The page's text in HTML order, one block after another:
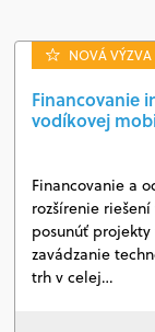
NOVÁ VÝZVA
Financovanie
vodíkovej
Financovanie a
rozšírenie
posunúť projekty
zavádzanie
trh v celej…